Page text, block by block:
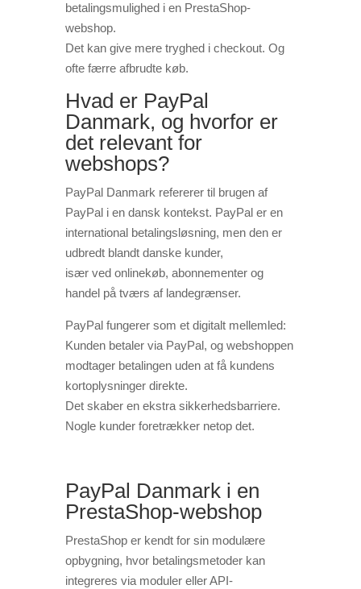
betalingsmulighed i en PrestaShop-
webshop.
Det kan give mere tryghed i checkout. Og
ofte færre afbrudte køb.
Hvad er PayPal
Danmark, og hvorfor er
det relevant for
webshops?
PayPal Danmark refererer til brugen af
PayPal i en dansk kontekst. PayPal er en
international betalingsløsning, men den er
udbredt blandt danske kunder,
især ved onlinekøb, abonnementer og
handel på tværs af landegrænser.
PayPal fungerer som et digitalt mellemled:
Kunden betaler via PayPal, og webshoppen
modtager betalingen uden at få kundens
kortoplysninger direkte.
Det skaber en ekstra sikkerhedsbarriere.
Nogle kunder foretrækker netop det.
PayPal Danmark i en
PrestaShop-webshop
PrestaShop er kendt for sin modulære
opbygning, hvor betalingsmetoder kan
integreres via moduler eller API-